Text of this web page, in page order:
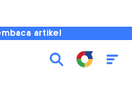
artikel